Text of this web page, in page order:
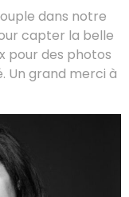
dans notre
capter la belle
pour des photos
Un grand merci à